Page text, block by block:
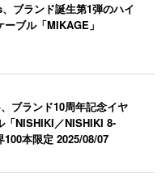
ブランド誕生第1弾のハイ
ーブル「MIKAGE」
ブランド10周年記念イヤ
「NISHIKI／NISHIKI 8-
100本限定2025/08/07